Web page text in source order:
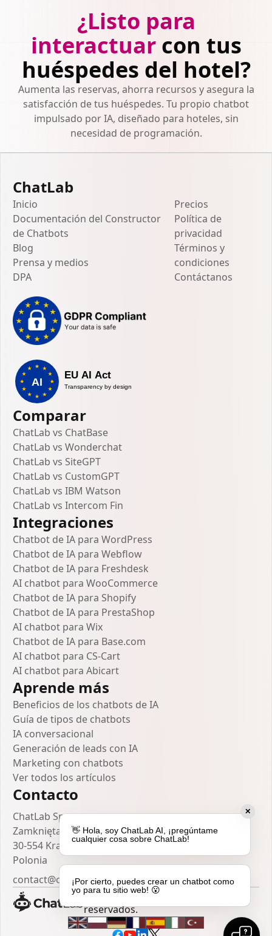
¿Listo para
interactuarcon tus
huéspedes del hotel?
Aumenta las reservas, ahorra recursos y asegura la
satisfacción de tus huéspedes. Tu propio chatbot
impulsado por IA, diseñado para hoteles, sin
necesidad de programación.
ChatLab
Inicio
Documentación del Constructor
de Chatbots
Blog
Prensa y medios
DPA
Precios
Política de
privacidad
Términos y
condiciones
Contáctanos
Comparar
ChatLab vs ChatBase
ChatLab vs Wonderchat
ChatLab vs SiteGPT
ChatLab vs CustomGPT
ChatLab vs IBM Watson
ChatLab vs Intercom Fin
Integraciones
Chatbot de IA para WordPress
Chatbot de IA para Webflow
Chatbot de IA para Freshdesk
AI chatbot para WooCommerce
Chatbot de IA para Shopify
Chatbot de IA para PrestaShop
AI chatbot para Wix
Chatbot de IA para Base.com
AI chatbot para CS-Cart
AI chatbot para Abicart
Aprende más
Beneficios de los chatbots de IA
Guía de tipos de chatbots
IA conversacional
Generación de leads con IA
Marketing con chatbots
Ver todos los artículos
Contacto
ChatLab Sp. z o.o.
Zamknięta 10/1.5
30-554 Kraków
Polonia
contact@chatlab.com
© 2025 Todos los derechos
reservados.
✕
👋 Hola, soy ChatLab AI, ¡pregúntame
cualquier cosa sobre ChatLab!
¡Por cierto, puedes crear un chatbot como
yo para tu sitio web! 😮